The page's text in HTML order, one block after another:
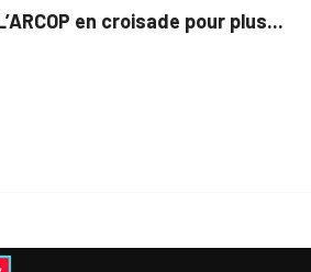
Gestion concertée et durable du